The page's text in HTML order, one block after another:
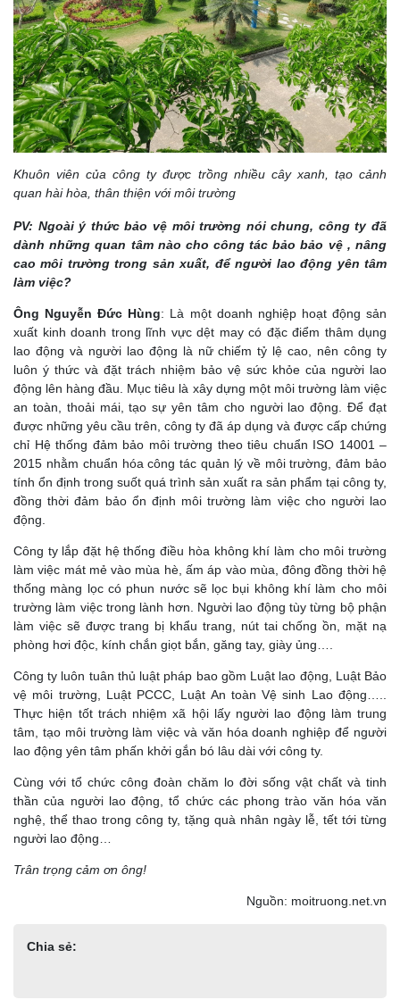
Khuôn viên của công ty được trồng nhiều cây xanh, tạo cảnh
quan hài hòa, thân thiện với môi trường
PV: Ngoài ý thức bảo vệ môi trường nói chung, công ty đã
dành những quan tâm nào cho công tác bảo bảo vệ , nâng
cao môi trường trong sản xuất, để người lao động yên tâm
làm việc?
Ông Nguyễn Đức Hùng: Là một doanh nghiệp hoạt động sản
xuất kinh doanh trong lĩnh vực dệt may có đặc điểm thâm dụng
lao động và người lao động là nữ chiếm tỷ lệ cao, nên công ty
luôn ý thức và đặt trách nhiệm bảo vệ sức khỏe của người lao
động lên hàng đầu. Mục tiêu là xây dựng một môi trường làm việc
an toàn, thoải mái, tạo sự yên tâm cho người lao động. Để đạt
được những yêu cầu trên, công ty đã áp dụng và được cấp chứng
chỉ Hệ thống đảm bảo môi trường theo tiêu chuẩn ISO 14001 –
2015 nhằm chuẩn hóa công tác quản lý về môi trường, đảm bảo
tính ổn định trong suốt quá trình sản xuất ra sản phẩm tại công ty,
đồng thời đảm bảo ổn định môi trường làm việc cho người lao
động.
Công ty lắp đặt hệ thống điều hòa không khí làm cho môi trường
làm việc mát mẻ vào mùa hè, ấm áp vào mùa, đông đồng thời hệ
thống màng lọc có phun nước sẽ lọc bụi không khí làm cho môi
trường làm việc trong lành hơn. Người lao động tùy từng bộ phận
làm việc sẽ được trang bị khẩu trang, nút tai chống ồn, mặt nạ
phòng hơi độc, kính chắn giọt bắn, găng tay, giày ủng….
Công ty luôn tuân thủ luật pháp bao gồm Luật lao động, Luật Bảo
vệ môi trường, Luật PCCC, Luật An toàn Vệ sinh Lao động…..
Thực hiện tốt trách nhiệm xã hội lấy người lao động làm trung
tâm, tạo môi trường làm việc và văn hóa doanh nghiệp để người
lao động yên tâm phấn khởi gắn bó lâu dài với công ty.
Cùng với tổ chức công đoàn chăm lo đời sống vật chất và tinh
thần của người lao động, tổ chức các phong trào văn hóa văn
nghệ, thể thao trong công ty, tặng quà nhân ngày lễ, tết tới từng
người lao động…
Trân trọng cảm ơn ông!
Nguồn: moitruong.net.vn
Chia sẻ: